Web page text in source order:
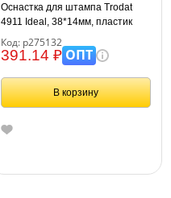
Оснастка для штампа Trodat
4911 Ideal, 38*14мм, пластик
Код: р275132
391.14 ₽ОПТ
В корзину